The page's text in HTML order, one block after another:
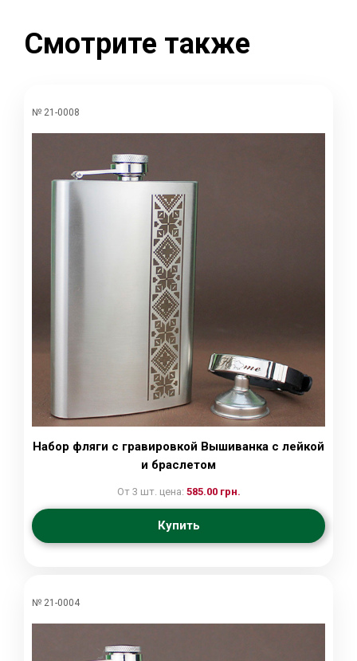
Смотрите также
№ 21-0008
Набор фляги с гравировкой Вышиванка с лейкой
и браслетом
От 3 шт. цена: 585.00 грн.
Купить
№ 21-0004